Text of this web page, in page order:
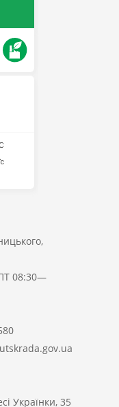
08:30—
Українки, 35